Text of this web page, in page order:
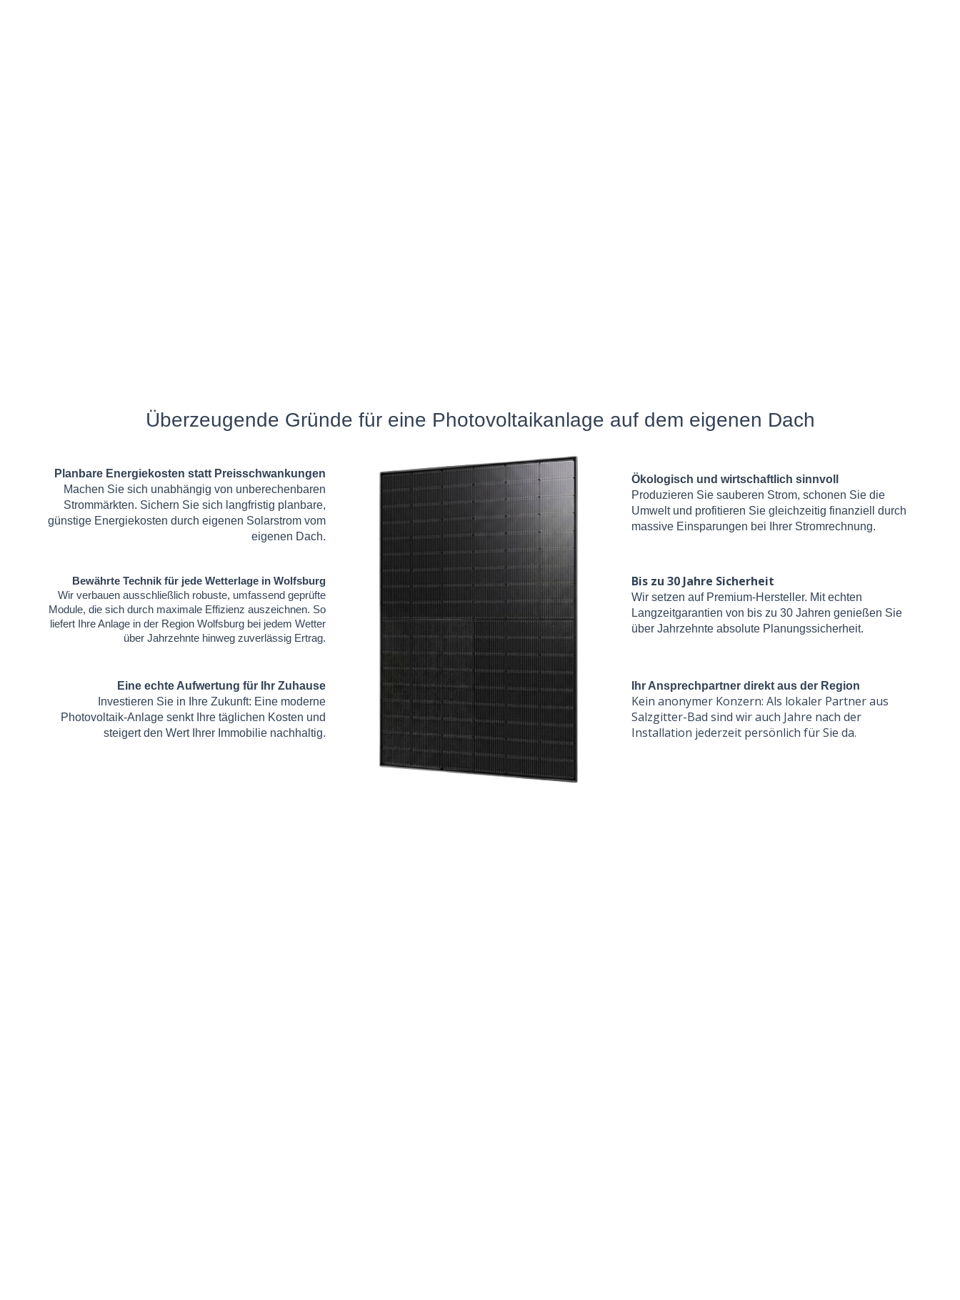
Überzeugende Gründe für eine Photovoltaikanlage auf dem eigenen Dach
Planbare Energiekosten statt Preisschwankungen
Machen Sie sich unabhängig von unberechenbaren
Strommärkten. Sichern Sie sich langfristig planbare,
günstige Energiekosten durch eigenen Solarstrom vom
eigenen Dach.
Bewährte Technik für jede Wetterlage in Wolfsburg
Wir verbauen ausschließlich robuste, umfassend geprüfte
Module, die sich durch maximale Effizienz auszeichnen. So
liefert Ihre Anlage in der Region Wolfsburg bei jedem Wetter
über Jahrzehnte hinweg zuverlässig Ertrag.
Eine echte Aufwertung für Ihr Zuhause
Investieren Sie in Ihre Zukunft: Eine moderne
Photovoltaik-Anlage senkt Ihre täglichen Kosten und
steigert den Wert Ihrer Immobilie nachhaltig.
Ökologisch und wirtschaftlich sinnvoll
Produzieren Sie sauberen Strom, schonen Sie die
Umwelt und profitieren Sie gleichzeitig finanziell durch
massive Einsparungen bei Ihrer Stromrechnung.
Bis zu 30 Jahre Sicherheit
Wir setzen auf Premium-Hersteller. Mit echten
Langzeitgarantien von bis zu 30 Jahren genießen Sie
über Jahrzehnte absolute Planungssicherheit.
Ihr Ansprechpartner direkt aus der Region
Kein anonymer Konzern: Als lokaler Partner aus
Salzgitter-Bad sind wir auch Jahre nach der
Installation jederzeit persönlich für Sie da.